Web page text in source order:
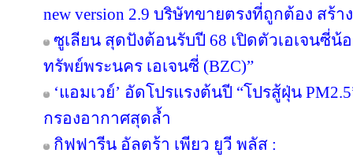
new version 2.9 บริษัทขายตรงที่ถูกต้อง สร้
ซูเลียน สุดปังต้อนรับปี 68 เปิดตัวเอเจนซี่น้
ทรัพย์พระนคร เอเจนซี่ (BZC)”
‘แอมเวย์’ อัดโปรแรงต้นปี “โปรสู้ฝุ่น
กรองอากาศสุดล้ำ
กิฟฟารีน อัลตร้า เพียว ยูวี พลัส :